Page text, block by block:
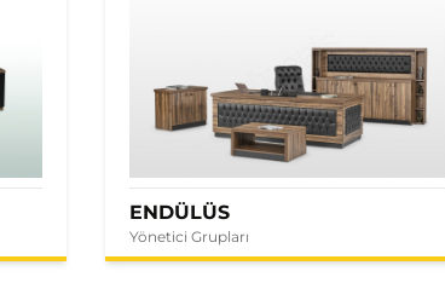
ENDÜLÜS
Yönetici Grupları